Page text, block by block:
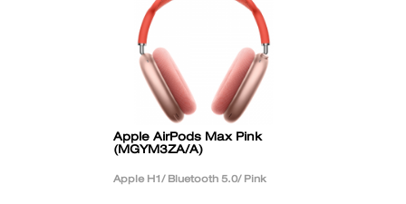
Apple AirPods Max Pink
(MGYM3ZA/A)
Apple H1/ Bluetooth 5.0/ Pink